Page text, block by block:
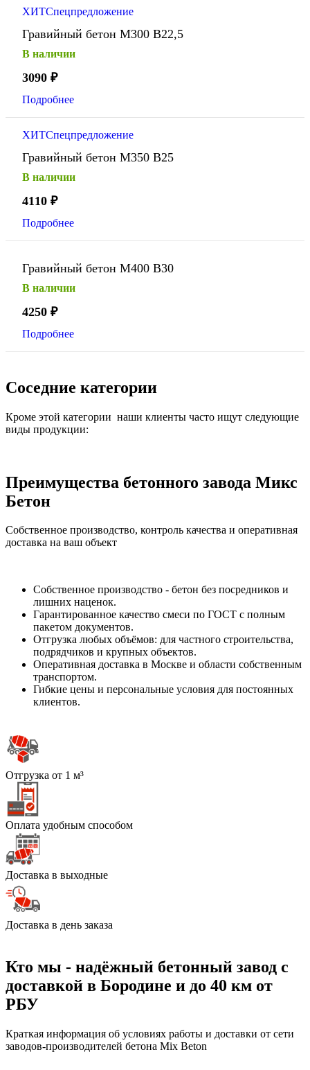
ХИТСпецпредложение
Гравийный бетон М300 В22,5
В наличии
3090 ₽
Подробнее
ХИТСпецпредложение
Гравийный бетон М350 В25
В наличии
4110 ₽
Подробнее
Гравийный бетон М400 В30
В наличии
4250 ₽
Подробнее
Соседние категории
Кроме этой категории наши клиенты часто ищут следующие
виды продукции:
Преимущества бетонного завода Микс
Бетон
Собственное производство, контроль качества и оперативная
доставка на ваш объект
Собственное производство - бетон без посредников и
лишних наценок.
Гарантированное качество смеси по ГОСТ с полным
пакетом документов.
Отгрузка любых объёмов: для частного строительства,
подрядчиков и крупных объектов.
Оперативная доставка в Москве и области собственным
транспортом.
Гибкие цены и персональные условия для постоянных
клиентов.
Отгрузка от 1 м³
Оплата удобным способом
Доставка в выходные
Доставка в день заказа
Кто мы - надёжный бетонный завод с
доставкой в Бородине и до 40 км от
РБУ
Краткая информация об условиях работы и доставки от сети
заводов-производителей бетона Mix Beton